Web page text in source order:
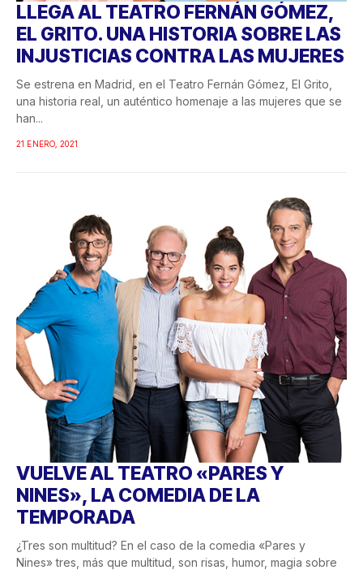
LLEGA AL TEATRO FERNÁN GÓMEZ,
EL GRITO. UNA HISTORIA SOBRE LAS
INJUSTICIAS CONTRA LAS MUJERES
Se estrena en Madrid, en el Teatro Fernán Gómez, El Grito,
una historia real, un auténtico homenaje a las mujeres que se
han...
21 ENERO, 2021
VUELVE AL TEATRO «PARES Y
NINES», LA COMEDIA DE LA
TEMPORADA
¿Tres son multitud? En el caso de la comedia «Pares y
Nines» tres, más que multitud, son risas, humor, magia sobre